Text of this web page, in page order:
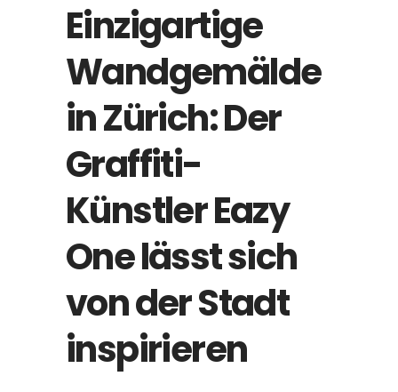
Einzigartige
Wandgemälde
in Zürich: Der
Graffiti-
Künstler Eazy
One lässt sich
von der Stadt
inspirieren